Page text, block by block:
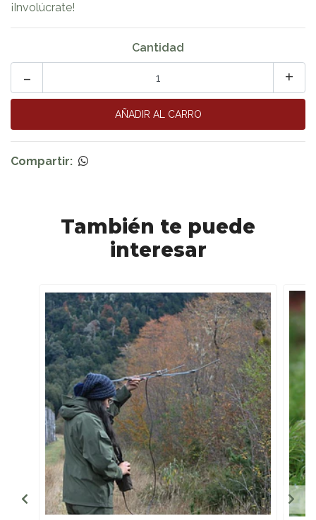
¡Involúcrate!
Cantidad
+
-
Compartir:
También te puede
interesar